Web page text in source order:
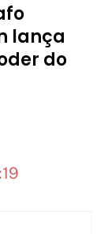
lança
do